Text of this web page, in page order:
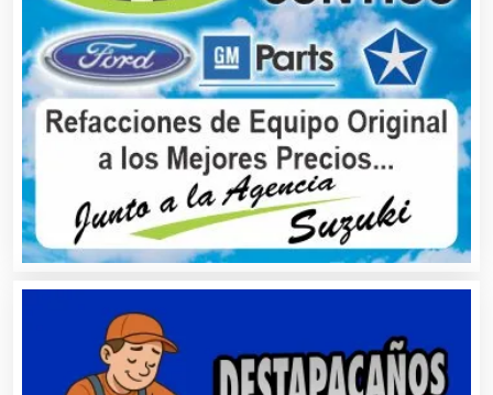
Asesoría Fiscal
Asilos
Asociaciones Civiles
Audio, Sonido e Iluminación